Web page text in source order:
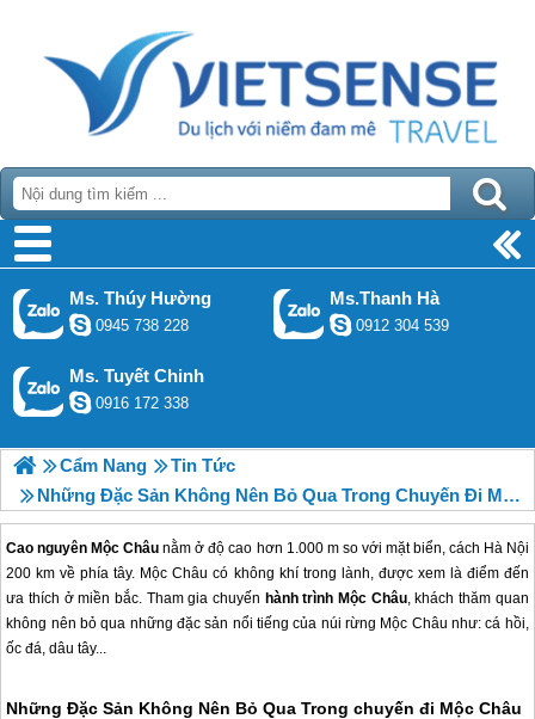
Ms. Thúy Hường
0945 738 228
Ms.Thanh Hà
0912 304 539
Ms. Tuyết Chinh
0916 172 338
Cẩm Nang
Tin Tức
Những Đặc Sản Không Nên Bỏ Qua Trong Chuyến Đi Mộc Châu
Cao nguyên Mộc Châu nằm ở độ cao hơn 1.000 m so với mặt biển, cách Hà Nội
200 km về phía tây. Mộc Châu có không khí trong lành, được xem là điểm đến
ưa thích ở miền bắc. Tham gia chuyến hành trình Mộc Châu, khách thăm quan
không nên bỏ qua những đặc sản nổi tiếng của núi rừng Mộc Châu như: cá hồi,
ốc đá, dâu tây...
Những Đặc Sản Không Nên Bỏ Qua Trong chuyến đi Mộc Châu